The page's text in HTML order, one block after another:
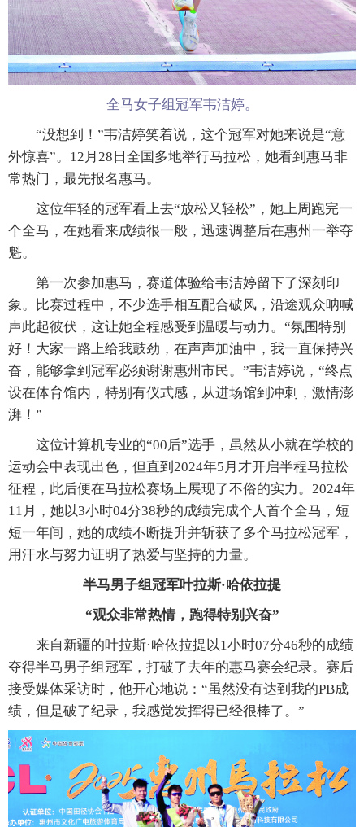
全马女子组冠军韦洁婷。
“没想到！”韦洁婷笑着说，这个冠军对她来说是“意
外惊喜”。12月28日全国多地举行马拉松，她看到惠马非
常热门，最先报名惠马。
这位年轻的冠军看上去“放松又轻松”，她上周跑完一
个全马，在她看来成绩很一般，迅速调整后在惠州一举夺
魁。
第一次参加惠马，赛道体验给韦洁婷留下了深刻印
象。比赛过程中，不少选手相互配合破风，沿途观众呐喊
声此起彼伏，这让她全程感受到温暖与动力。“氛围特别
好！大家一路上给我鼓劲，在声声加油中，我一直保持兴
奋，能够拿到冠军必须谢谢惠州市民。”韦洁婷说，“终点
设在体育馆内，特别有仪式感，从进场馆到冲刺，激情澎
湃！”
这位计算机专业的“00后”选手，虽然从小就在学校的
运动会中表现出色，但直到2024年5月才开启半程马拉松
征程，此后便在马拉松赛场上展现了不俗的实力。2024年
11月，她以3小时04分38秒的成绩完成个人首个全马，短
短一年间，她的成绩不断提升并斩获了多个马拉松冠军，
用汗水与努力证明了热爱与坚持的力量。
半马男子组冠军叶拉斯·哈依拉提
“观众非常热情，跑得特别兴奋”
来自新疆的叶拉斯·哈依拉提以1小时07分46秒的成绩
夺得半马男子组冠军，打破了去年的惠马赛会纪录。赛后
接受媒体采访时，他开心地说：“虽然没有达到我的PB成
绩，但是破了纪录，我感觉发挥得已经很棒了。”